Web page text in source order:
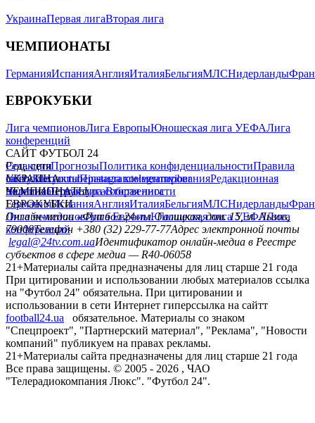
УкраинаПервая лигаВторая лига
ЧЕМПИОНАТЫ
ГерманияИспанияАнглияИталияБельгияМЛСНидерланды
ЕВРОКУБКИ
Лига чемпионовЛига ЕвропыЮношеская лига УЕФАЛига
конференций
САЙТ ФУТБОЛ 24
РедакцияПрогнозыПолитика конфиденциальностиПравила
сайтуКонтактыПравила комментированияРедакционная
политикаСтруктура собственности
Соц. сети
facebookxyoutubeinstagramtelegramviber
УКРАИНА
УкраинаПервая лигаВторая лига
ЧЕМПИОНАТЫ
ГерманияИспанияАнглияИталияБельгияМЛСНидерланды
ЕВРОКУБКИ
Лига чемпионовЛига ЕвропыЮношеская лига УЕФАЛига
конференций
Онлайн-медиа «Футбол 24»пл. Галицкая, дом. 15, м. Львов,
79008Телефон +380 (32) 229-77-77Адрес электронной почты
legal@24tv.com.uaИдентификатор онлайн-медиа в Реестре
субъектов в сфере медиа — R40-06058
21+Материалы сайта предназначены для лиц старше 21 года
При цитировании и использовании любых материалов ссылка
на "Футбол 24" обязательна. При цитировании и
использовании в сети Интернет гиперссылка на сайтт
football24.ua
обязательное. Материалы со знаком
"Спецпроект", "Партнерский материал", "Реклама", "Новости
компаний" публикуем на правах рекламы.
21+Материалы сайта предназначены для лиц старше 21 года
Все права защищены. © 2005 - 2026 , ЧАО
"Телерадиокомпания Люкс". "Футбол 24".